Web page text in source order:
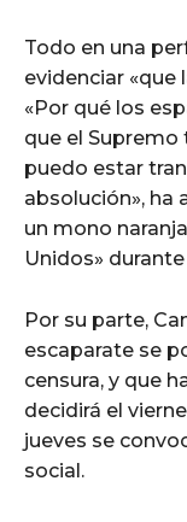
Todo en una
evidenciar «que
«Por qué los
que el Supremo
puedo estar
absolución», ha
un mono
Unidos»
Por su parte,
escaparate se
censura, y que
decidirá el
jueves se
social.